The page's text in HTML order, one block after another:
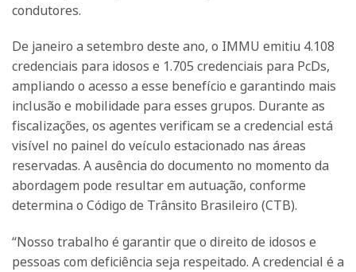
condutores.
De janeiro a setembro deste ano, o IMMU emitiu 4.108
credenciais para idosos e 1.705 credenciais para PcDs,
ampliando o acesso a esse benefício e garantindo mais
inclusão e mobilidade para esses grupos. Durante as
fiscalizações, os agentes verificam se a credencial está
visível no painel do veículo estacionado nas áreas
reservadas. A ausência do documento no momento da
abordagem pode resultar em autuação, conforme
determina o Código de Trânsito Brasileiro (CTB).
“Nosso trabalho é garantir que o direito de idosos e
pessoas com deficiência seja respeitado. A credencial é a